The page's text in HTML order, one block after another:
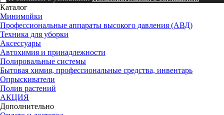
Каталог
Минимойки
Профессиональные аппараты высокого давления (АВД)
Техника для уборки
Аксессуары
Автохимия и принадлежности
Полировальные системы
Бытовая химия, профессиональные средства, инвентарь
Опрыскиватели
Полив растений
АКЦИЯ
Дополнительно